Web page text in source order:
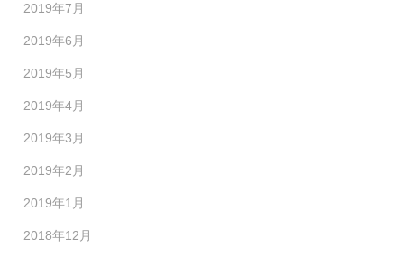
2019年7月
2019年6月
2019年5月
2019年4月
2019年3月
2019年2月
2019年1月
2018年12月